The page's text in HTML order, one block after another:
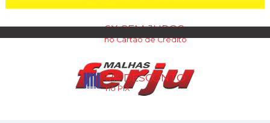
6X SEM JUROS
no Cartão de Crédito
5% DESCONTO
no PIX